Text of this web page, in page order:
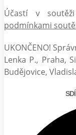
Účastí v
podmínkami
UKONČENO!
Lenka P., Praha,
Budějovice,